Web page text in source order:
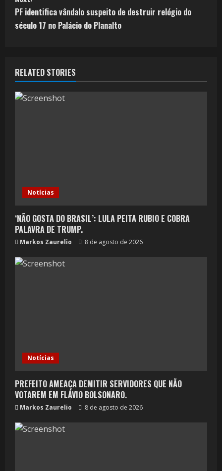
PF identifica vândalo suspeito de destruir relógio do
século 17 no Palácio do Planalto
RELATED STORIES
Notícias
‘NÃO GOSTA DO BRASIL’: LULA PEITA RUBIO E COBRA
PALAVRA DE TRUMP.
Markos Zaurelio 8 de agosto de 2026
Notícias
PREFEITO AMEAÇA DEMITIR SERVIDORES QUE NÃO
VOTAREM EM FLÁVIO BOLSONARO.
Markos Zaurelio 8 de agosto de 2026